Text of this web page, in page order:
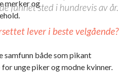
merker og
funnet sted i hundrevis av år.
lever i beste velgående?
samfunn både som pikant
unge piker og modne kvinner.